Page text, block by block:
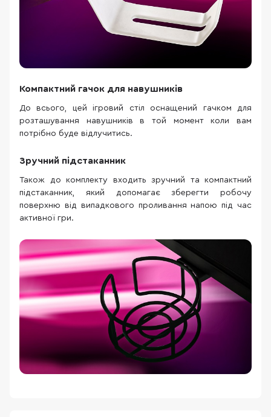
Компактний гачок для навушників
До всього, цей ігровий стіл оснащений гачком для
розташування навушників в той момент коли вам
потрібно буде відлучитись.
Зручний підстаканник
Також до комплекту входить зручний та компактний
підстаканник, який допомагає зберегти робочу
поверхню від випадкового проливання напою під час
активної гри.